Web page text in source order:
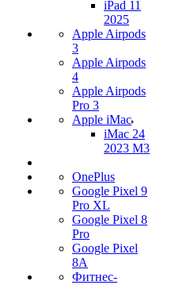
iPad 11
2025
Apple Airpods
3
Apple Airpods
4
Apple Airpods
Pro 3
Apple iMac
iMac 24
2023 M3
OnePlus
Google Pixel 9
Pro XL
Google Pixel 8
Pro
Google Pixel
8A
Фитнес-